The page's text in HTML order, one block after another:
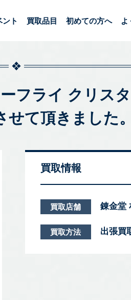
ント 買取品目 初めての方へ よ
フライ クリス
せて頂きました
買取情報
買取店舗 錬金堂
買取方法 出張買